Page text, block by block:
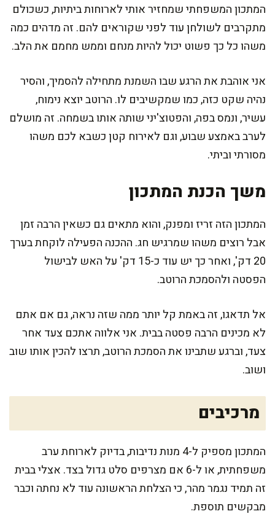
המתכון המשפחתי שמחזיר אותי לארוחות ביתיות, כשכולם
מתקרבים לשולחן עוד לפני שקוראים להם. זה מדהים כמה
משהו כל כך פשוט יכול להיות מנחם וממש מחמם את הלב.
אני אוהבת את הרגע שבו השמנת מתחילה להסמיך, והסיר
נהיה שקט כזה, כמו שמקשיבים לו. הרוטב יוצא נימוח,
עשיר, ונמס בפה, והפטוצ'יני שותה אותו בשמחה. זה מושלם
לערב באמצע שבוע, וגם לאירוח קטן כשבא לכם משהו
מסורתי וביתי.
משך הכנת המתכון
המתכון הזה זריז ומפנק, והוא מתאים גם כשאין הרבה זמן
אבל רוצים משהו שמרגיש חג. ההכנה הפעילה לוקחת בערך
20 דק', ואחר כך יש עוד כ-15 דק' על האש לבישול
הפסטה ולהסמכת הרוטב.
אל תדאגו, זה באמת קל יותר ממה שזה נראה, גם אם אתם
לא מכינים הרבה פסטה בבית. אני אלווה אתכם צעד אחר
צעד, וברגע שתבינו את הסמכת הרוטב, תרצו להכין אותו שוב
ושוב.
מרכיבים
המתכון מספיק ל-4 מנות נדיבות, בדיוק לארוחת ערב
משפחתית, או ל-6 אם מצרפים סלט גדול בצד. אצלי בבית
זה תמיד נגמר מהר, כי הצלחת הראשונה עוד לא נחתה וכבר
מבקשים תוספת.